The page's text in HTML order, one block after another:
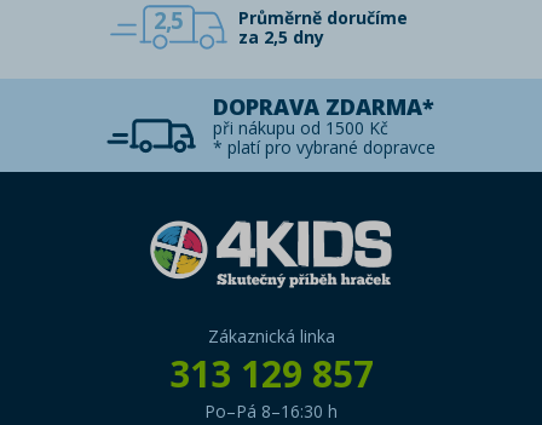
2,5
Průměrně doručíme
za 2,5 dny
DOPRAVA ZDARMA*
při nákupu od 1500 Kč
* platí pro vybrané dopravce
Zákaznická linka
313 129 857
Po–Pá 8–16:30 h